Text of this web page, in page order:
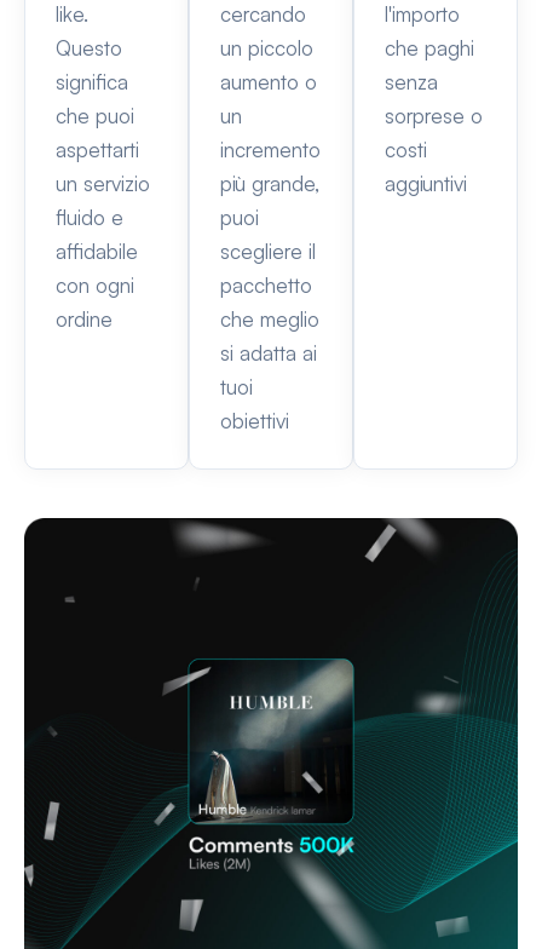
like.
Questo
significa
che puoi
aspettarti
un servizio
fluido e
affidabile
con ogni
ordine
cercando
un piccolo
aumento o
un
incremento
più grande,
puoi
scegliere il
pacchetto
che meglio
si adatta ai
tuoi
obiettivi
l'importo
che paghi
senza
sorprese o
costi
aggiuntivi